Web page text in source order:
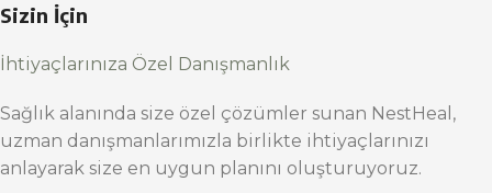
Sizin İçin
İhtiyaçlarınıza Özel Danışmanlık
Sağlık alanında size özel çözümler sunan NestHeal,
uzman danışmanlarımızla birlikte ihtiyaçlarınızı
anlayarak size en uygun planını oluşturuyoruz.